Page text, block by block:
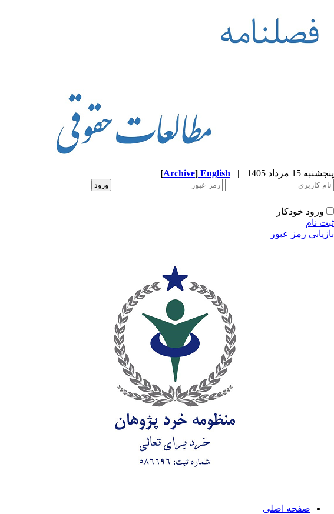
پنجشنبه 15 مرداد 1405 |
English
[Archive]
ورود خودکار
ثبت نام
بازیابی رمز عبور
صفحه اصلی